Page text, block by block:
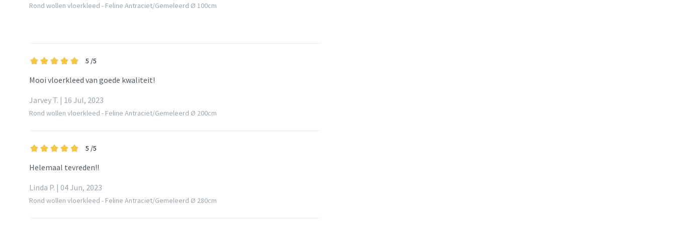
Rond wollen vloerkleed - Feline Antraciet/Gemeleerd Ø 100cm
5 /5
Mooi vloerkleed van goede kwaliteit!
Jarvey T. | 16 Jul, 2023
Rond wollen vloerkleed - Feline Antraciet/Gemeleerd Ø 200cm
5 /5
Helemaal tevreden!!
Linda P. | 04 Jun, 2023
Rond wollen vloerkleed - Feline Antraciet/Gemeleerd Ø 280cm